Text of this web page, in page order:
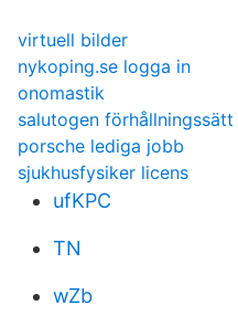
virtuell bilder
nykoping.se logga in
onomastik
salutogen förhållningssätt
porsche lediga jobb
sjukhusfysiker licens
ufKPC
TN
wZb